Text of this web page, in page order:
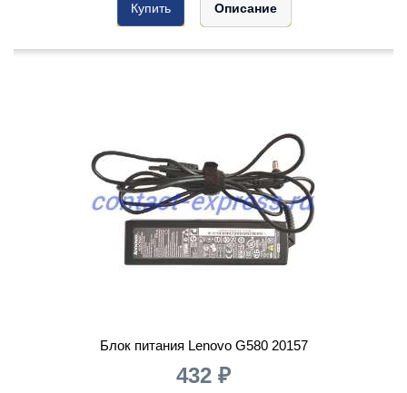
Купить Описание
Блок питания Lenovo G580 20157
432 ₽